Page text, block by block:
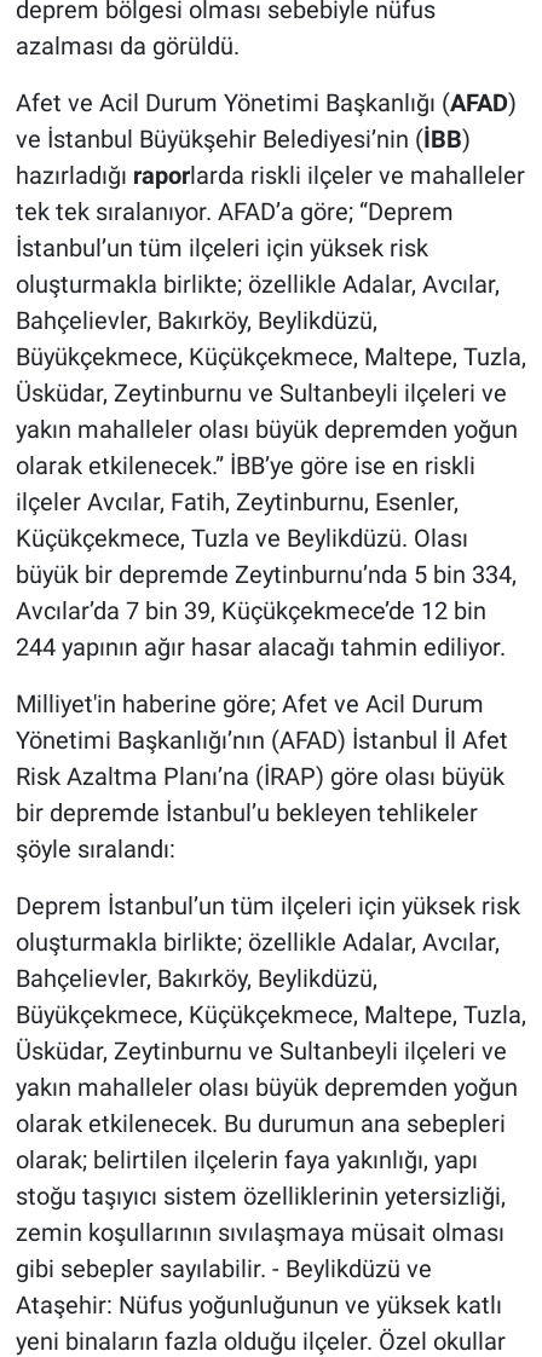
deprem bölgesi olması sebebiyle nüfus
azalması da görüldü.
Afet ve Acil Durum Yönetimi Başkanlığı (AFAD)
ve İstanbul Büyükşehir Belediyesi’nin (İBB)
hazırladığı raporlarda riskli ilçeler ve mahalleler
tek tek sıralanıyor. AFAD’a göre; “Deprem
İstanbul’un tüm ilçeleri için yüksek risk
oluşturmakla birlikte; özellikle Adalar, Avcılar,
Bahçelievler, Bakırköy, Beylikdüzü,
Büyükçekmece, Küçükçekmece, Maltepe, Tuzla,
Üsküdar, Zeytinburnu ve Sultanbeyli ilçeleri ve
yakın mahalleler olası büyük depremden yoğun
olarak etkilenecek.” İBB’ye göre ise en riskli
ilçeler Avcılar, Fatih, Zeytinburnu, Esenler,
Küçükçekmece, Tuzla ve Beylikdüzü. Olası
büyük bir depremde Zeytinburnu’nda 5 bin 334,
Avcılar’da 7 bin 39, Küçükçekmece’de 12 bin
244 yapının ağır hasar alacağı tahmin ediliyor.
Milliyet'in haberine göre; Afet ve Acil Durum
Yönetimi Başkanlığı’nın (AFAD) İstanbul İl Afet
Risk Azaltma Planı’na (İRAP) göre olası büyük
bir depremde İstanbul’u bekleyen tehlikeler
şöyle sıralandı:
Deprem İstanbul’un tüm ilçeleri için yüksek risk
oluşturmakla birlikte; özellikle Adalar, Avcılar,
Bahçelievler, Bakırköy, Beylikdüzü,
Büyükçekmece, Küçükçekmece, Maltepe, Tuzla,
Üsküdar, Zeytinburnu ve Sultanbeyli ilçeleri ve
yakın mahalleler olası büyük depremden yoğun
olarak etkilenecek. Bu durumun ana sebepleri
olarak; belirtilen ilçelerin faya yakınlığı, yapı
stoğu taşıyıcı sistem özelliklerinin yetersizliği,
zemin koşullarının sıvılaşmaya müsait olması
gibi sebepler sayılabilir. - Beylikdüzü ve
Ataşehir: Nüfus yoğunluğunun ve yüksek katlı
yeni binaların fazla olduğu ilçeler. Özel okullar